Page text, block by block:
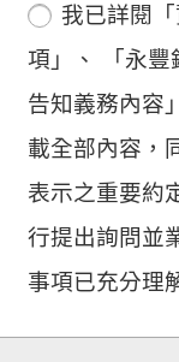
我已詳閱
項」、 「永豐
告知義務內容
載全部內容，
表示之重要約
行提出詢問並
事項已充分理